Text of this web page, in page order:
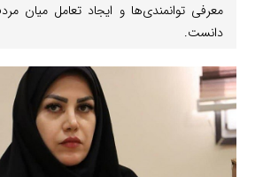
معرفی توانمندی‌ها و ایجاد تعامل میان
دانست.